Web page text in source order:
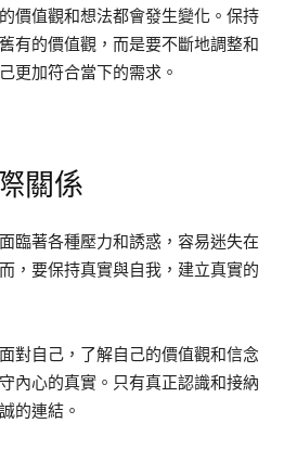
價值觀和想法都會發生變化。保持
有的價值觀，而是要不斷地調整和
更加符合當下的需求。
關係
臨著各種壓力和誘惑，容易迷失在
，要保持真實與自我，建立真實的
對自己，了解自己的價值觀和信念
內心的真實。只有真正認識和接納
的連結。